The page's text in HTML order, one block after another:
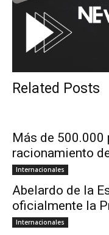
Related Posts
Más de 500.000
racionamiento
Internacionales
Abelardo de la
oficialmente la
Internacionales